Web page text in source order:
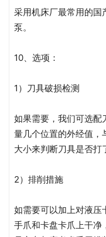
采用机床厂最常用的国
泵。
10、选项：
1）刀具破损检测
如果需要，我们可选配
量几个位置的外经值，
大小来判断刀具是否打
2）排削措施
如需要可以加上对液压
手爪和卡盘卡爪上干净